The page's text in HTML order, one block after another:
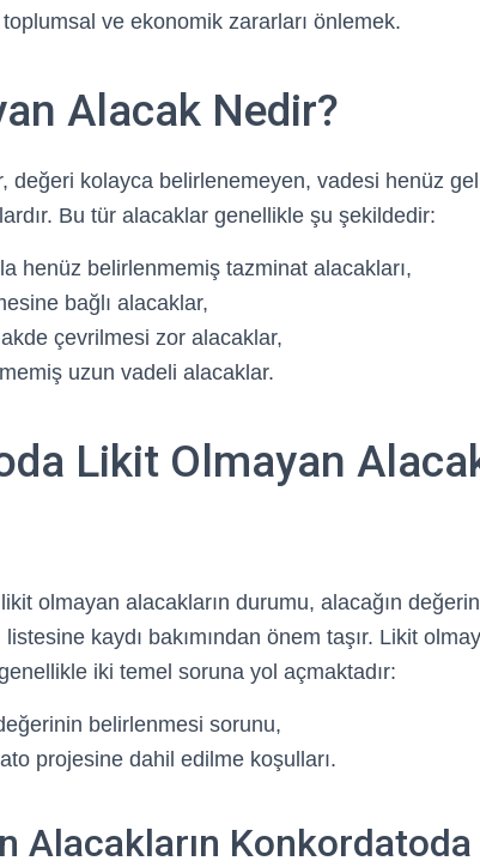
toplumsal ve ekonomik zararları önlemek.
Alacak Nedir?
değeri kolayca belirlenemeyen, vadesi henüz
Bu tür alacaklar genellikle şu şekildedir:
henüz belirlenmemiş tazminat alacakları,
bağlı alacaklar,
çevrilmesi zor alacaklar,
uzun vadeli alacaklar.
Likit Olmayan
olmayan alacakların durumu, alacağın
listesine kaydı bakımından önem taşır. Likit
iki temel soruna yol açmaktadır:
belirlenmesi sorunu,
projesine dahil edilme koşulları.
Alacakların